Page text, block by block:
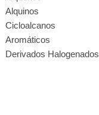
Alquinos
Cicloalcanos
Aromáticos
Derivados Halogenados